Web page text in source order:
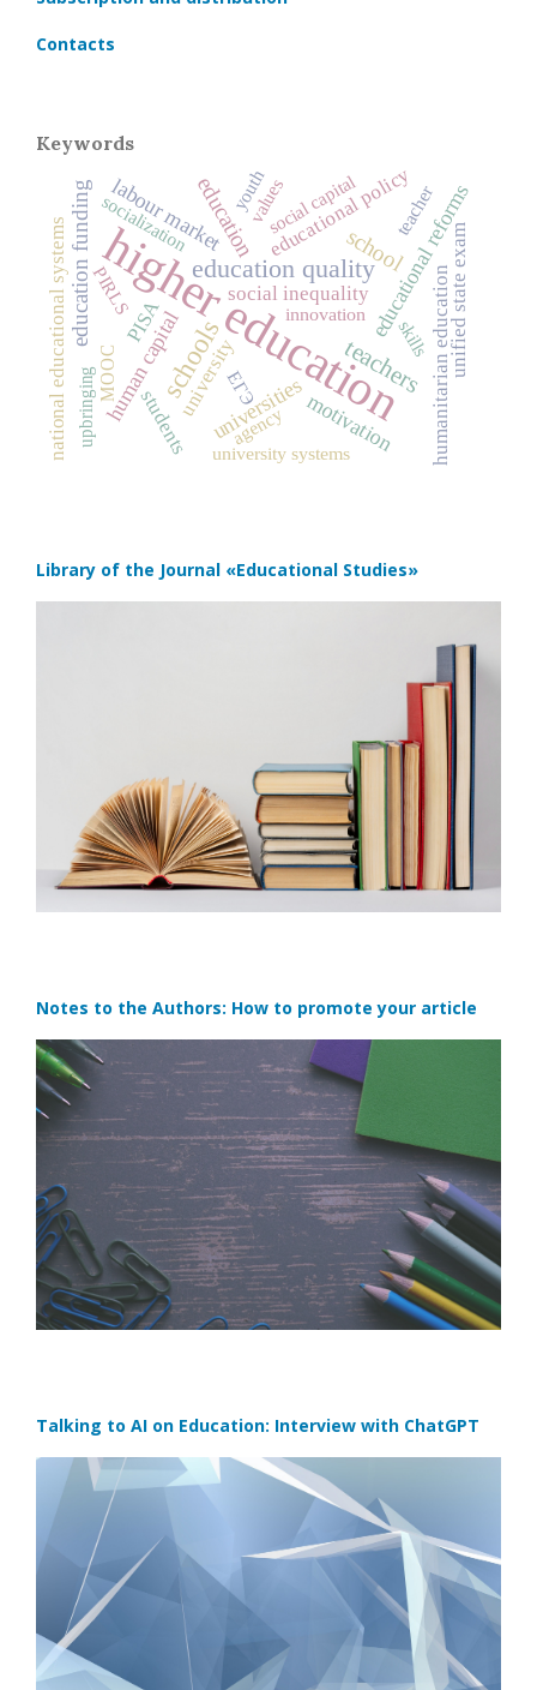
Contacts
Keywords
higher education
schools
education quality
teachers
education school
education funding educational reforms
human capital universities
labour market
motivation
social inequality
national educational systems unified state exam
PISA
educational policy
university humanitarian education
students
social capital
MOOC ЕГЭ
socialization values
agency
teacher
skills
innovation
university systems
youth
upbringing
PIRLS
Library of the Journal «Educational Studies»
Notes to the Authors: How to promote your article
Talking to AI on Education: Interview with ChatGPT